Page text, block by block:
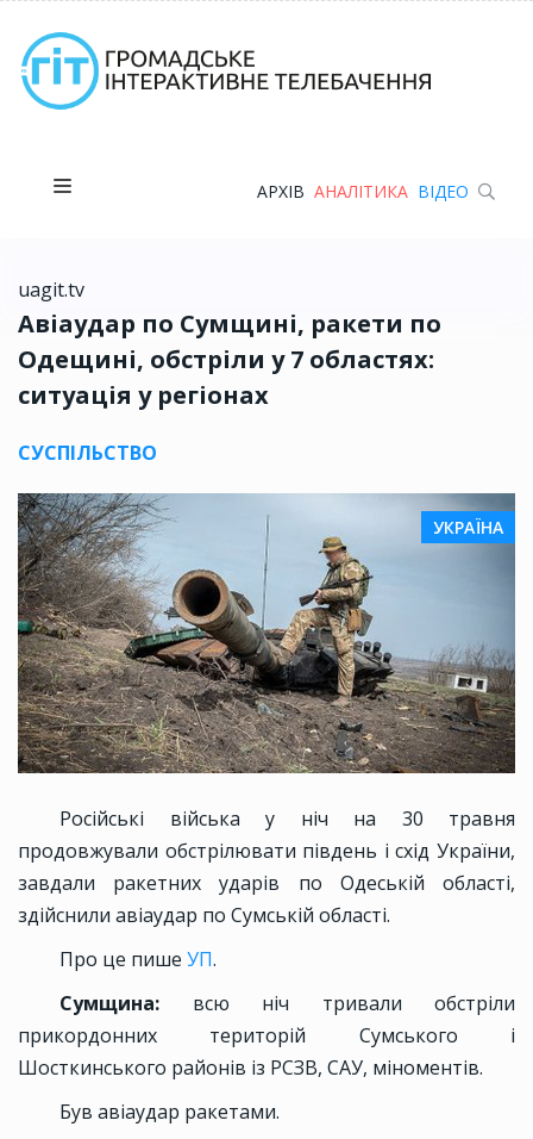
АРХІВ АНАЛІТИКА ВІДЕО
uagit.tv
Авіаудар по Сумщині, ракети по
Одещині, обстріли у 7 областях:
ситуація у регіонах
СУСПІЛЬСТВО
УКРАЇНА
Російські війська у ніч на 30 травня
продовжували обстрілювати південь і схід України,
завдали ракетних ударів по Одеській області,
здійснили авіаудар по Сумській області.
Про це пише УП.
Сумщина: всю ніч тривали обстріли
прикордонних територій Сумського і
Шосткинського районів із РСЗВ, САУ, міноментів.
Був авіаудар ракетами.